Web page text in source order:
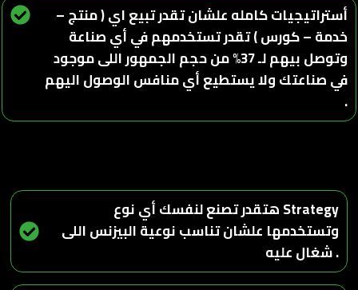
أستراتيجيات كامله علشان تقدر تبيع اي ( منتج –
خدمة – كورس ) تقدر تستخدمهم في أي صناعة
وتوصل بيهم لـ 37% من حجم الجمهور اللى موجود
في صناعتك ولا يستطيع أي منافس الوصول اليهم
.
هتقدر تصنع لنفسك أي نوع Strategy
وتستخدمها علشان تناسب نوعية البيزنس اللى
شغال عليه .